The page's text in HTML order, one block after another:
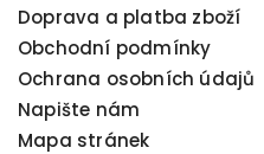
Doprava a platba zboží
Obchodní podmínky
Ochrana osobních údajů
Napište nám
Mapa stránek